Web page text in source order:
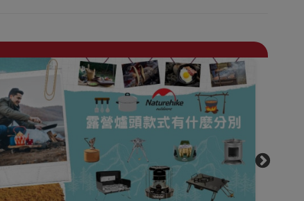
便攜枕頭 戶外露營地墊 防潮墊/鋁箔墊
睡袋 天幕及功能帳幕 收納防水袋